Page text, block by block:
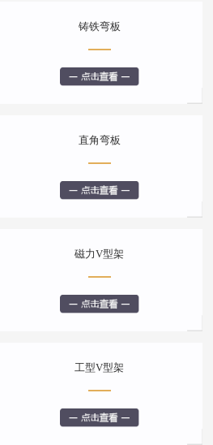
铸铁弯板
直角弯板
磁力V型架
工型V型架